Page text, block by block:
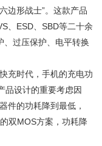
边形战士”。这款产品
、ESD、SBD等二十余
、过压保护、电平转换
充时代，手机的充电功
品设计的重要考虑因
件的功耗降到最低，
双MOS方案，功耗降